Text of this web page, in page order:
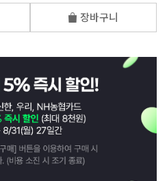
장바구니